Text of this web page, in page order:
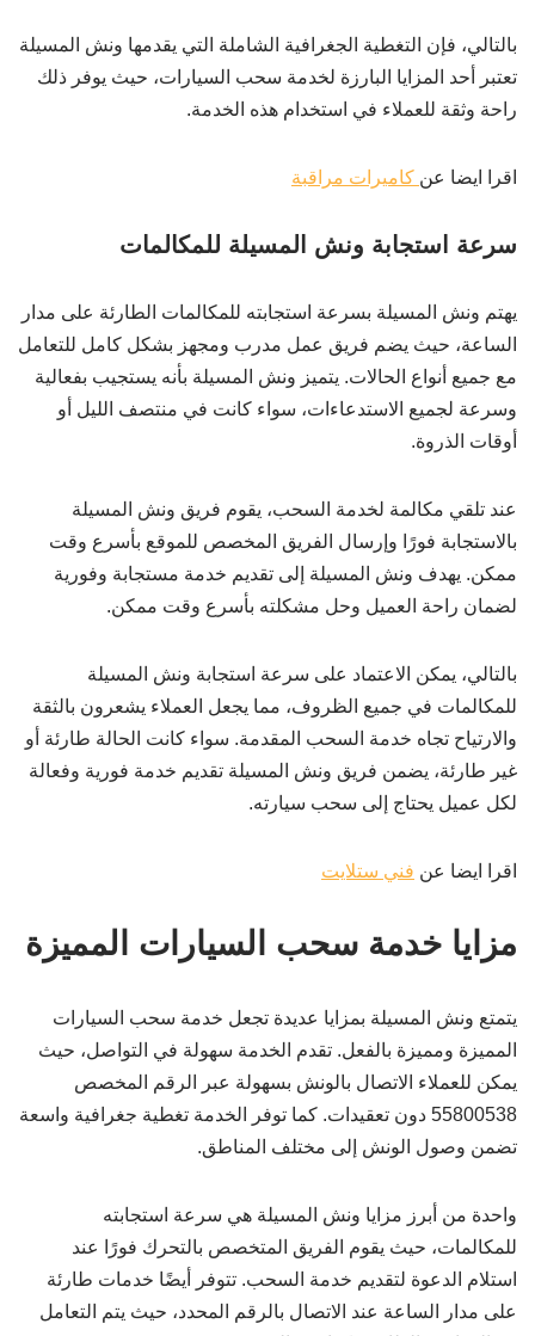
بالتالي، فإن التغطية الجغرافية الشاملة التي يقدمها ونش المسيلة
تعتبر أحد المزايا البارزة لخدمة سحب السيارات، حيث يوفر ذلك
راحة وثقة للعملاء في استخدام هذه الخدمة.
اقرا ايضا عن كاميرات مراقبة
سرعة استجابة ونش المسيلة للمكالمات
يهتم ونش المسيلة بسرعة استجابته للمكالمات الطارئة على مدار
الساعة، حيث يضم فريق عمل مدرب ومجهز بشكل كامل للتعامل
مع جميع أنواع الحالات. يتميز ونش المسيلة بأنه يستجيب بفعالية
وسرعة لجميع الاستدعاءات، سواء كانت في منتصف الليل أو
أوقات الذروة.
عند تلقي مكالمة لخدمة السحب، يقوم فريق ونش المسيلة
بالاستجابة فورًا وإرسال الفريق المخصص للموقع بأسرع وقت
ممكن. يهدف ونش المسيلة إلى تقديم خدمة مستجابة وفورية
لضمان راحة العميل وحل مشكلته بأسرع وقت ممكن.
بالتالي، يمكن الاعتماد على سرعة استجابة ونش المسيلة
للمكالمات في جميع الظروف، مما يجعل العملاء يشعرون بالثقة
والارتياح تجاه خدمة السحب المقدمة. سواء كانت الحالة طارئة أو
غير طارئة، يضمن فريق ونش المسيلة تقديم خدمة فورية وفعالة
لكل عميل يحتاج إلى سحب سيارته.
اقرا ايضا عن فني ستلايت
مزايا خدمة سحب السيارات المميزة
يتمتع ونش المسيلة بمزايا عديدة تجعل خدمة سحب السيارات
المميزة ومميزة بالفعل. تقدم الخدمة سهولة في التواصل، حيث
يمكن للعملاء الاتصال بالونش بسهولة عبر الرقم المخصص
55800538 دون تعقيدات. كما توفر الخدمة تغطية جغرافية واسعة
تضمن وصول الونش إلى مختلف المناطق.
واحدة من أبرز مزايا ونش المسيلة هي سرعة استجابته
للمكالمات، حيث يقوم الفريق المتخصص بالتحرك فورًا عند
استلام الدعوة لتقديم خدمة السحب. تتوفر أيضًا خدمات طارئة
على مدار الساعة عند الاتصال بالرقم المحدد، حيث يتم التعامل